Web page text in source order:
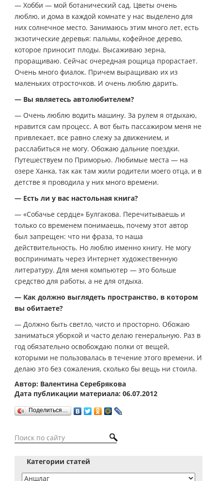
— Хобби — мой ботанический сад. Цветы очень
люблю, и дома в каждой комнате у нас выделено для
них солнечное место. Занимаюсь этим много лет, есть
экзотические деревья: пальмы, кофейное дерево,
которое приносит плоды. Высаживаю зерна,
проращиваю. Сейчас очередная рощица прорастает.
Очень много фиалок. Причем выращиваю их из
маленьких отросточков. И очень люблю дарить.
— Вы являетесь автолюбителем?
— Очень люблю водить машину. За рулем я отдыхаю,
нравится сам процесс. А вот быть пассажиром меня не
привлекает, все равно слежу за движением, и
расслабиться не могу. Обожаю дальние поездки.
Путешествуем по Приморью. Любимые места — на
озере Ханка, так как там жили родители моего отца, и в
детстве я проводила у них много времени.
— Есть ли у вас настольная книга?
— «Собачье сердце» Булгакова. Перечитываешь и
только со временем понимаешь, почему этот автор
был запрещен: что ни фраза, то наша
действительность. Но люблю именно книгу. Не могу
воспринимать через Интернет художественную
литературу. Для меня компьютер — это больше
средство для работы, а не для отдыха.
— Как должно выглядеть пространство, в котором
вы обитаете?
— Должно быть светло, чисто и просторно. Обожаю
заниматься уборкой и часто делаю генеральную. Раз в
год обязательно освобождаю полки от вещей,
которыми не пользовалась в течение этого времени. И
делаю это без сожаления, сколько бы вещь ни стоила.
Автор: Валентина Серебрякова
Дата публикации материала: 06.07.2012
Поделиться…
Категории статей